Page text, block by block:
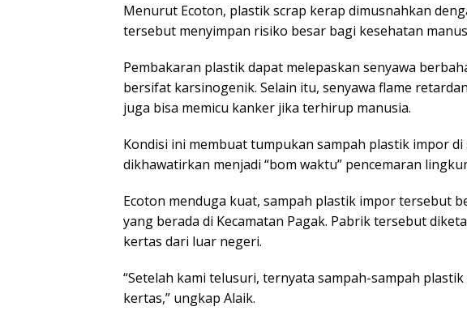
Menurut Ecoton, plastik scrap kerap dimusnahkan
tersebut menyimpan risiko besar bagi kesehatan
Pembakaran plastik dapat melepaskan senyawa
bersifat karsinogenik. Selain itu, senyawa flame
juga bisa memicu kanker jika terhirup manusia.
Kondisi ini membuat tumpukan sampah plastik impor
dikhawatirkan menjadi “bom waktu” pencemaran
Ecoton menduga kuat, sampah plastik impor tersebut
yang berada di Kecamatan Pagak. Pabrik tersebut
kertas dari luar negeri.
“Setelah kami telusuri, ternyata sampah-sampah
kertas,” ungkap Alaik.